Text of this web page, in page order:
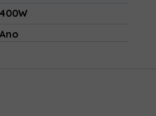
400W
Ano